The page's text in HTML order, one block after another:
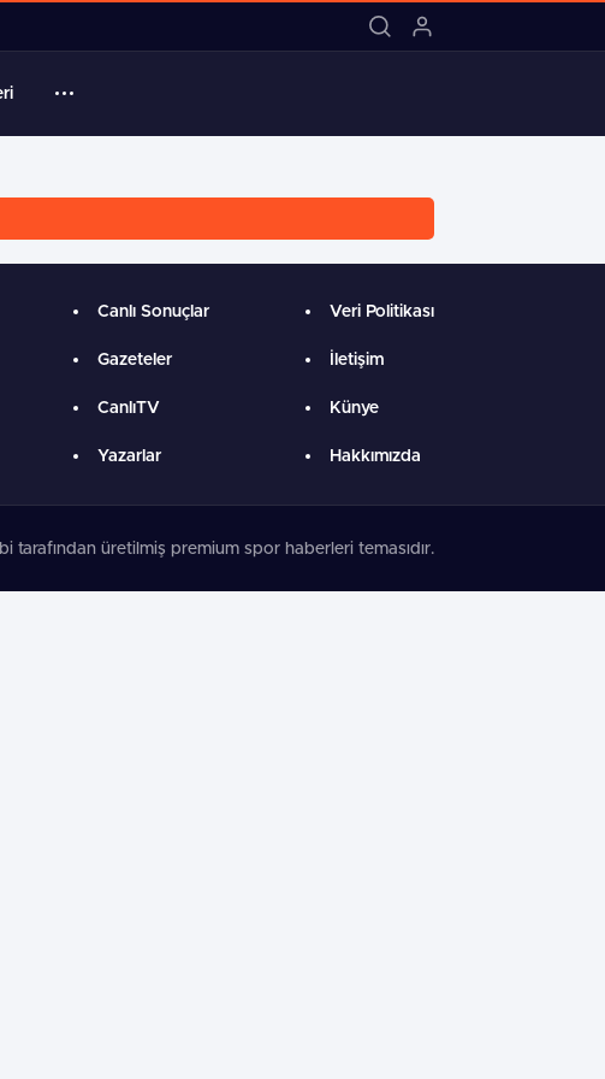
18:03 / MARMARİS BELEDİYE SK’DAN
Canlı Sonuçlar
Gazeteler
CanlıTV
Yazarlar
Veri Politikası
İletişim
Künye
Hakkımızda
tarafından üretilmiş premium spor haberleri temasıdır.